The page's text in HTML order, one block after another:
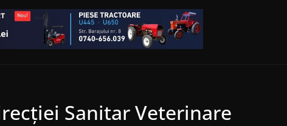
Sanitar Veterinare